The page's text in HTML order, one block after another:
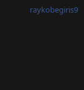
raykobegiris9